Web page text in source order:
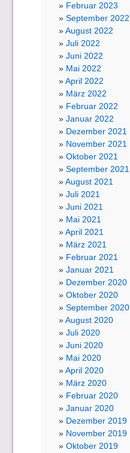
Februar 2023
September 2022
August 2022
Juli 2022
Juni 2022
Mai 2022
April 2022
März 2022
Februar 2022
Januar 2022
Dezember 2021
November 2021
Oktober 2021
September 2021
August 2021
Juli 2021
Juni 2021
Mai 2021
April 2021
März 2021
Februar 2021
Januar 2021
Dezember 2020
Oktober 2020
September 2020
August 2020
Juli 2020
Juni 2020
Mai 2020
April 2020
März 2020
Februar 2020
Januar 2020
Dezember 2019
November 2019
Oktober 2019